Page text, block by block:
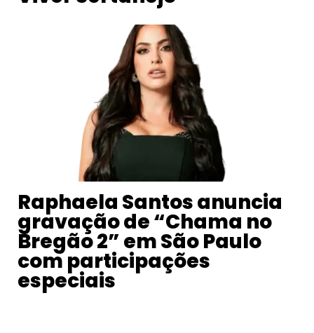
Raphaela Santos anuncia
gravação de “Chama no
Bregão 2” em São Paulo
com participações
especiais